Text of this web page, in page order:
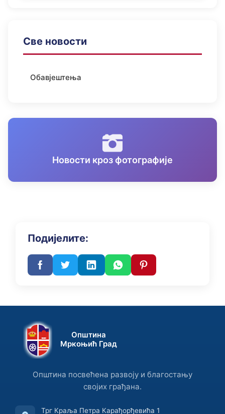
Све новости
Обавјештења
Новости кроз фотографије
Подијелите:
Општина
Мркоњић Град
Општина посвећена развоју и благостању
својих грађана.
Трг Краља Петра Карађорђевића 1